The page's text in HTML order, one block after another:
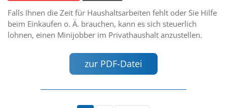
Falls Ihnen die Zeit für Haushaltsarbeiten fehlt oder Sie Hilfe
beim Einkaufen o. Ä. brauchen, kann es sich steuerlich
lohnen, einen Minijobber im Privathaushalt anzustellen.
zur PDF-Datei